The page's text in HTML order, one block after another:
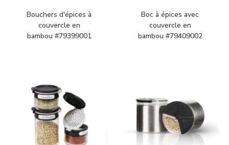
Bouchers d'épices à
couvercle en
bambou #79399001
Boc à épices avec
couvercle en
bambou #79409002